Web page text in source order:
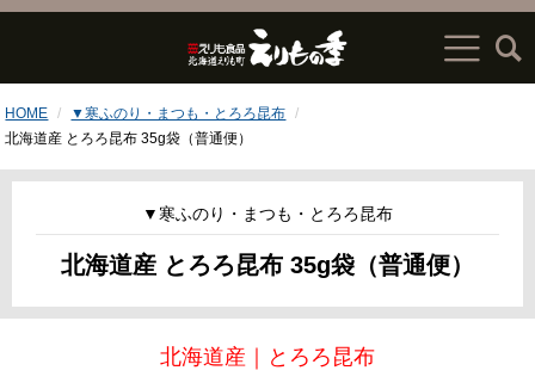
HOME
▼寒ふのり・まつも・とろろ昆布
北海道産 とろろ昆布 35g袋（普通便）
▼寒ふのり・まつも・とろろ昆布
北海道産 とろろ昆布 35g袋（普通便）
北海道産｜とろろ昆布